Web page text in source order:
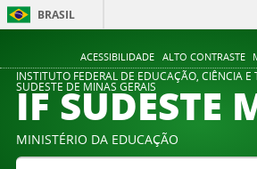
ACESSIBILIDADE ALTO CONTRASTE
BRASIL
INSTITUTO FEDERAL DE EDUCAÇÃO, CIÊNCIA E
SUDESTE DE MINAS GERAIS
IF SUDESTE
MINISTÉRIO DA EDUCAÇÃO
Buscar no portal